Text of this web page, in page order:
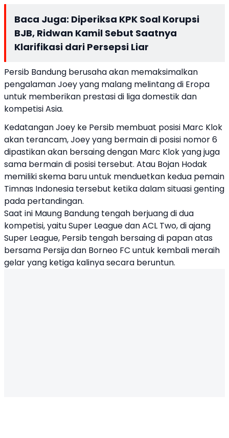
Baca Juga: Diperiksa KPK Soal Korupsi
BJB, Ridwan Kamil Sebut Saatnya
Klarifikasi dari Persepsi Liar
Persib Bandung berusaha akan memaksimalkan
pengalaman Joey yang malang melintang di Eropa
untuk memberikan prestasi di liga domestik dan
kompetisi Asia.
Kedatangan Joey ke Persib membuat posisi Marc Klok
akan terancam, Joey yang bermain di posisi nomor 6
dipastikan akan bersaing dengan Marc Klok yang juga
sama bermain di posisi tersebut. Atau Bojan Hodak
memiliki skema baru untuk menduetkan kedua pemain
Timnas Indonesia tersebut ketika dalam situasi genting
pada pertandingan.
Saat ini Maung Bandung tengah berjuang di dua
kompetisi, yaitu Super League dan ACL Two, di ajang
Super League, Persib tengah bersaing di papan atas
bersama Persija dan Borneo FC untuk kembali meraih
gelar yang ketiga kalinya secara beruntun.